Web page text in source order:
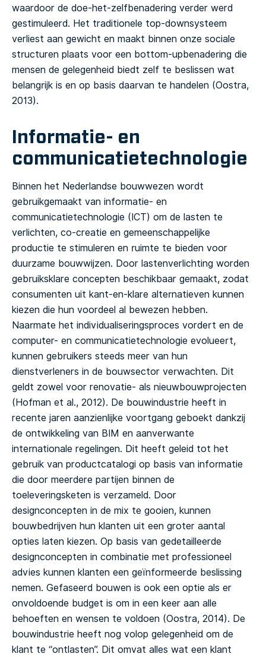
waardoor de doe-het-zelfbenadering verder werd
gestimuleerd. Het traditionele top-downsysteem
verliest aan gewicht en maakt binnen onze sociale
structuren plaats voor een bottom-upbenadering die
mensen de gelegenheid biedt zelf te beslissen wat
belangrijk is en op basis daarvan te handelen (Oostra,
2013).
Informatie- en
communicatietechnologie
Binnen het Nederlandse bouwwezen wordt
gebruikgemaakt van informatie- en
communicatietechnologie (ICT) om de lasten te
verlichten, co-creatie en gemeenschappelijke
productie te stimuleren en ruimte te bieden voor
duurzame bouwwijzen. Door lastenverlichting worden
gebruiksklare concepten beschikbaar gemaakt, zodat
consumenten uit kant-en-klare alternatieven kunnen
kiezen die hun voordeel al bewezen hebben.
Naarmate het individualiseringsproces vordert en de
computer- en communicatietechnologie evolueert,
kunnen gebruikers steeds meer van hun
dienstverleners in de bouwsector verwachten. Dit
geldt zowel voor renovatie- als nieuwbouwprojecten
(Hofman et al., 2012). De bouwindustrie heeft in
recente jaren aanzienlijke voortgang geboekt dankzij
de ontwikkeling van BIM en aanverwante
internationale regelingen. Dit heeft geleid tot het
gebruik van productcatalogi op basis van informatie
die door meerdere partijen binnen de
toeleveringsketen is verzameld. Door
designconcepten in de mix te gooien, kunnen
bouwbedrijven hun klanten uit een groter aantal
opties laten kiezen. Op basis van gedetailleerde
designconcepten in combinatie met professioneel
advies kunnen klanten een geïnformeerde beslissing
nemen. Gefaseerd bouwen is ook een optie als er
onvoldoende budget is om in een keer aan alle
behoeften en wensen te voldoen (Oostra, 2014). De
bouwindustrie heeft nog volop gelegenheid om de
klant te “ontlasten”. Dit omvat alles wat een klant